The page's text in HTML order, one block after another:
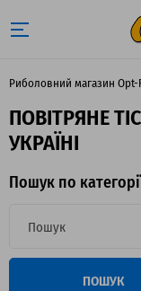
Риболовний магазин Opt-
ПОВІТРЯНЕ
УКРАЇНІ
Пошук по
ПОШУК